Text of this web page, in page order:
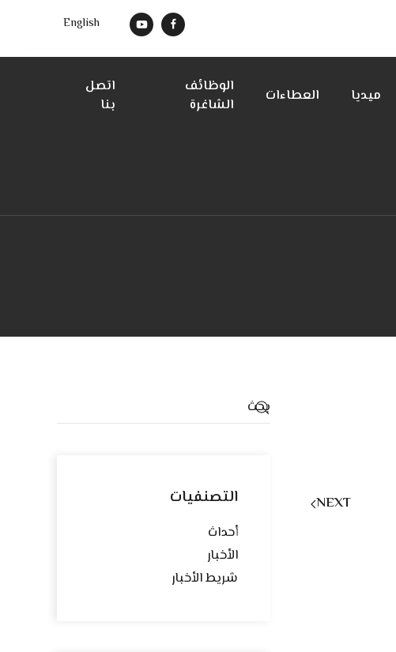
English
ميديا العطاءات
الوظائف
الشاغرة
اتصل
بنا
NEXT التصنفيات
أحداث
الأخبار
شريط الأخبار